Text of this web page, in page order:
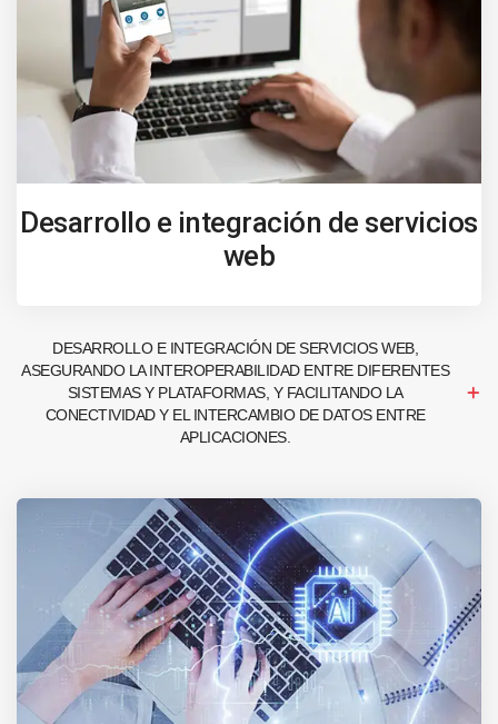
Desarrollo e integración de servicios
web
DESARROLLO E INTEGRACIÓN DE SERVICIOS WEB,
ASEGURANDO LA INTEROPERABILIDAD ENTRE DIFERENTES
SISTEMAS Y PLATAFORMAS, Y FACILITANDO LA
CONECTIVIDAD Y EL INTERCAMBIO DE DATOS ENTRE
APLICACIONES.